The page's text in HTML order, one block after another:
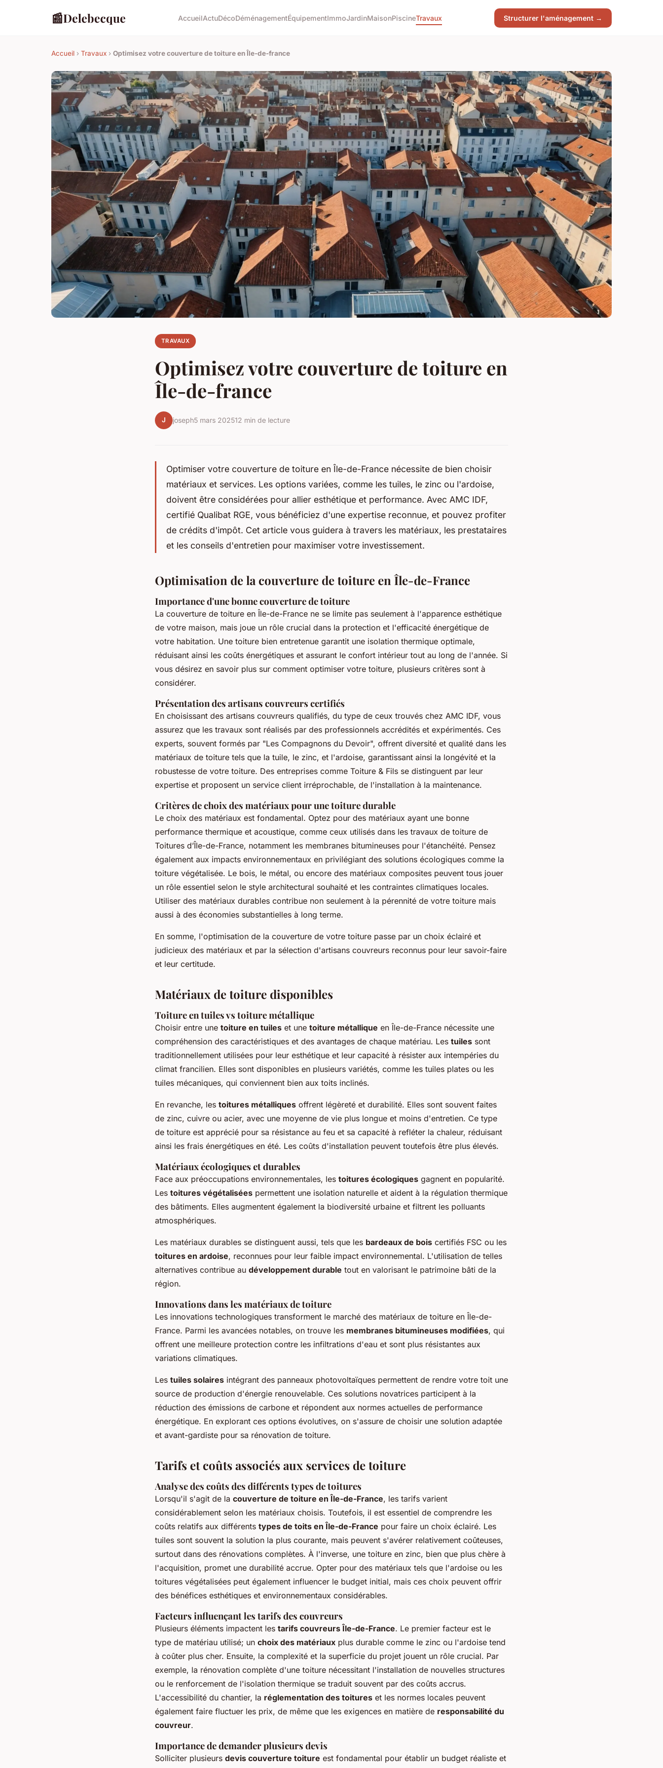
📰Delebecque AccueilActuDécoDéménagementÉquipementImmoJardinMaisonPiscineTravaux Structurer l'aménagement →
Accueil › Travaux › Optimisez votre couverture de toiture en Île-de-france
TRAVAUX
Optimisez votre couverture de toiture en
Île-de-france
J joseph5 mars 202512 min de lecture
Optimiser votre couverture de toiture en Île-de-France nécessite de bien choisir
matériaux et services. Les options variées, comme les tuiles, le zinc ou l'ardoise,
doivent être considérées pour allier esthétique et performance. Avec AMC IDF,
certifié Qualibat RGE, vous bénéficiez d'une expertise reconnue, et pouvez profiter
de crédits d'impôt. Cet article vous guidera à travers les matériaux, les prestataires
et les conseils d'entretien pour maximiser votre investissement.
Optimisation de la couverture de toiture en Île-de-France
Importance d'une bonne couverture de toiture
La couverture de toiture en Île-de-France ne se limite pas seulement à l'apparence esthétique
de votre maison, mais joue un rôle crucial dans la protection et l'efficacité énergétique de
votre habitation. Une toiture bien entretenue garantit une isolation thermique optimale,
réduisant ainsi les coûts énergétiques et assurant le confort intérieur tout au long de l'année. Si
vous désirez en savoir plus sur comment optimiser votre toiture, plusieurs critères sont à
considérer.
Présentation des artisans couvreurs certifiés
En choisissant des artisans couvreurs qualifiés, du type de ceux trouvés chez AMC IDF, vous
assurez que les travaux sont réalisés par des professionnels accrédités et expérimentés. Ces
experts, souvent formés par "Les Compagnons du Devoir", offrent diversité et qualité dans les
matériaux de toiture tels que la tuile, le zinc, et l'ardoise, garantissant ainsi la longévité et la
robustesse de votre toiture. Des entreprises comme Toiture & Fils se distinguent par leur
expertise et proposent un service client irréprochable, de l'installation à la maintenance.
Critères de choix des matériaux pour une toiture durable
Le choix des matériaux est fondamental. Optez pour des matériaux ayant une bonne
performance thermique et acoustique, comme ceux utilisés dans les travaux de toiture de
Toitures d’Île-de-France, notamment les membranes bitumineuses pour l'étanchéité. Pensez
également aux impacts environnementaux en privilégiant des solutions écologiques comme la
toiture végétalisée. Le bois, le métal, ou encore des matériaux composites peuvent tous jouer
un rôle essentiel selon le style architectural souhaité et les contraintes climatiques locales.
Utiliser des matériaux durables contribue non seulement à la pérennité de votre toiture mais
aussi à des économies substantielles à long terme.
En somme, l'optimisation de la couverture de votre toiture passe par un choix éclairé et
judicieux des matériaux et par la sélection d'artisans couvreurs reconnus pour leur savoir-faire
et leur certitude.
Matériaux de toiture disponibles
Toiture en tuiles vs toiture métallique
Choisir entre une toiture en tuiles et une toiture métallique en Île-de-France nécessite une
compréhension des caractéristiques et des avantages de chaque matériau. Les tuiles sont
traditionnellement utilisées pour leur esthétique et leur capacité à résister aux intempéries du
climat francilien. Elles sont disponibles en plusieurs variétés, comme les tuiles plates ou les
tuiles mécaniques, qui conviennent bien aux toits inclinés.
En revanche, les toitures métalliques offrent légèreté et durabilité. Elles sont souvent faites
de zinc, cuivre ou acier, avec une moyenne de vie plus longue et moins d'entretien. Ce type
de toiture est apprécié pour sa résistance au feu et sa capacité à refléter la chaleur, réduisant
ainsi les frais énergétiques en été. Les coûts d'installation peuvent toutefois être plus élevés.
Matériaux écologiques et durables
Face aux préoccupations environnementales, les toitures écologiques gagnent en popularité.
Les toitures végétalisées permettent une isolation naturelle et aident à la régulation thermique
des bâtiments. Elles augmentent également la biodiversité urbaine et filtrent les polluants
atmosphériques.
Les matériaux durables se distinguent aussi, tels que les bardeaux de bois certifiés FSC ou les
toitures en ardoise, reconnues pour leur faible impact environnemental. L'utilisation de telles
alternatives contribue au développement durable tout en valorisant le patrimoine bâti de la
région.
Innovations dans les matériaux de toiture
Les innovations technologiques transforment le marché des matériaux de toiture en Île-de-
France. Parmi les avancées notables, on trouve les membranes bitumineuses modifiées, qui
offrent une meilleure protection contre les infiltrations d'eau et sont plus résistantes aux
variations climatiques.
Les tuiles solaires intégrant des panneaux photovoltaïques permettent de rendre votre toit une
source de production d'énergie renouvelable. Ces solutions novatrices participent à la
réduction des émissions de carbone et répondent aux normes actuelles de performance
énergétique. En explorant ces options évolutives, on s'assure de choisir une solution adaptée
et avant-gardiste pour sa rénovation de toiture.
Tarifs et coûts associés aux services de toiture
Analyse des coûts des différents types de toitures
Lorsqu'il s'agit de la couverture de toiture en Île-de-France, les tarifs varient
considérablement selon les matériaux choisis. Toutefois, il est essentiel de comprendre les
coûts relatifs aux différents types de toits en Île-de-France pour faire un choix éclairé. Les
tuiles sont souvent la solution la plus courante, mais peuvent s'avérer relativement coûteuses,
surtout dans des rénovations complètes. À l'inverse, une toiture en zinc, bien que plus chère à
l'acquisition, promet une durabilité accrue. Opter pour des matériaux tels que l'ardoise ou les
toitures végétalisées peut également influencer le budget initial, mais ces choix peuvent offrir
des bénéfices esthétiques et environnementaux considérables.
Facteurs influençant les tarifs des couvreurs
Plusieurs éléments impactent les tarifs couvreurs Île-de-France. Le premier facteur est le
type de matériau utilisé; un choix des matériaux plus durable comme le zinc ou l'ardoise tend
à coûter plus cher. Ensuite, la complexité et la superficie du projet jouent un rôle crucial. Par
exemple, la rénovation complète d'une toiture nécessitant l'installation de nouvelles structures
ou le renforcement de l'isolation thermique se traduit souvent par des coûts accrus.
L'accessibilité du chantier, la réglementation des toitures et les normes locales peuvent
également faire fluctuer les prix, de même que les exigences en matière de responsabilité du
couvreur.
Importance de demander plusieurs devis
Solliciter plusieurs devis couverture toiture est fondamental pour établir un budget réaliste et